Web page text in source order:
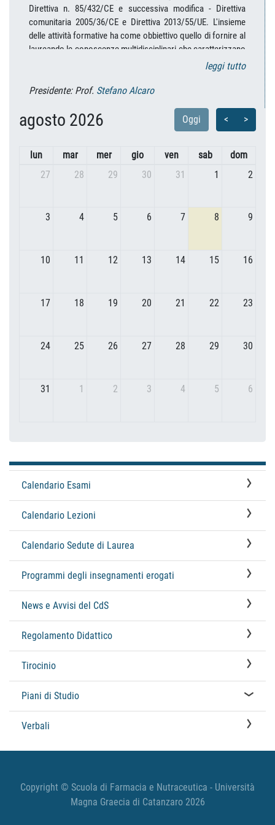
leggi tutto
Presidente: Prof. Stefano Alcaro
agosto 2026 Oggi < >
lun mar mer gio ven sab
dom
27
28 29 30 31 1 2
3 4 5 6 7 8 9
10 11 12 13 14 15 16
17 18 19 20 21 22 23
24 25 26 27 28 29 30
31 1 2 3 4 5 6
Calendario Esami
Calendario Lezioni
Calendario Sedute di Laurea
Programmi degli insegnamenti erogati
News e Avvisi del CdS
Regolamento Didattico
Tirocinio
Piani di Studio
Verbali
Copyright © Scuola di Farmacia e Nutraceutica - Università
Magna Graecia di Catanzaro 2026